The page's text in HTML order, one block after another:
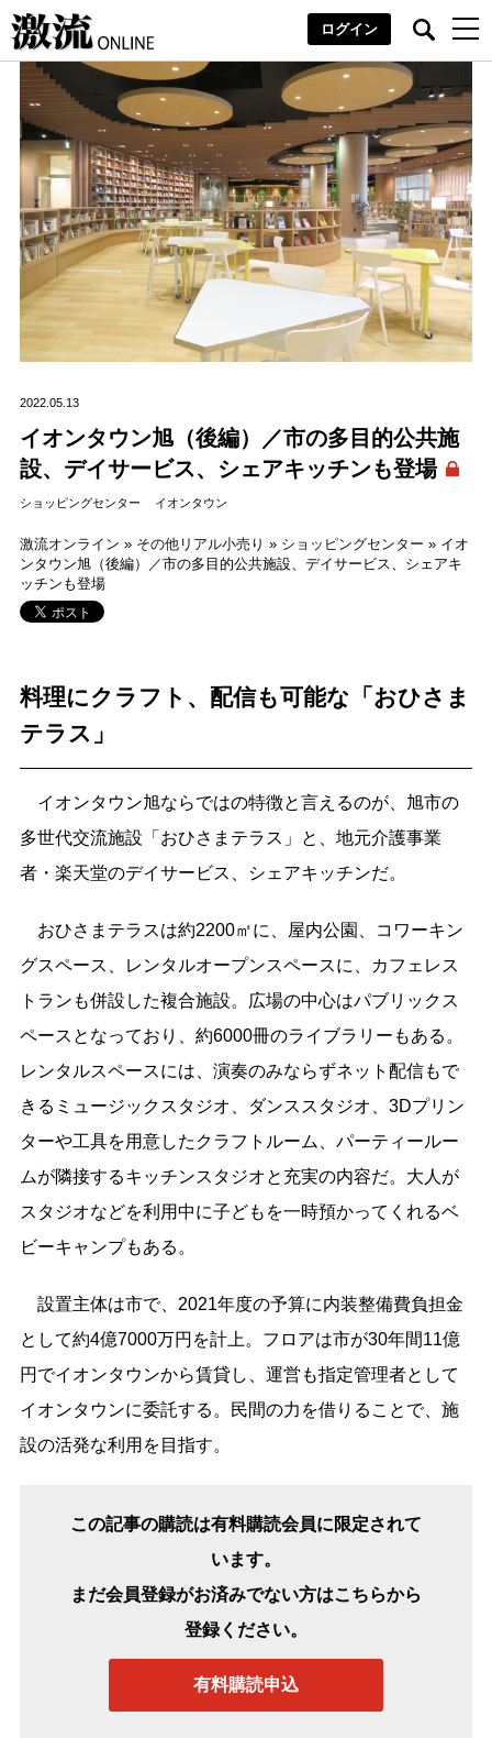
ログイン
2022.05.13
イオンタウン旭（後編）／市の多目的公共施
設、デイサービス、シェアキッチンも登場
ショッピングセンター イオンタウン
激流オンライン » その他リアル小売り » ショッピングセンター » イオ
ンタウン旭（後編）／市の多目的公共施設、デイサービス、シェアキ
ッチンも登場
料理にクラフト、配信も可能な「おひさま
テラス」
イオンタウン旭ならではの特徴と言えるのが、旭市の
多世代交流施設「おひさまテラス」と、地元介護事業
者・楽天堂のデイサービス、シェアキッチンだ。
おひさまテラスは約2200㎡に、屋内公園、コワーキン
グスペース、レンタルオープンスペースに、カフェレス
トランも併設した複合施設。広場の中心はパブリックス
ペースとなっており、約6000冊のライブラリーもある。
レンタルスペースには、演奏のみならずネット配信もで
きるミュージックスタジオ、ダンススタジオ、3Dプリン
ターや工具を用意したクラフトルーム、パーティールー
ムが隣接するキッチンスタジオと充実の内容だ。大人が
スタジオなどを利用中に子どもを一時預かってくれるベ
ビーキャンプもある。
設置主体は市で、2021年度の予算に内装整備費負担金
として約4億7000万円を計上。フロアは市が30年間11億
円でイオンタウンから賃貸し、運営も指定管理者として
イオンタウンに委託する。民間の力を借りることで、施
設の活発な利用を目指す。
この記事の購読は有料購読会員に限定されて
います。
まだ会員登録がお済みでない方はこちらから
登録ください。
有料購読申込